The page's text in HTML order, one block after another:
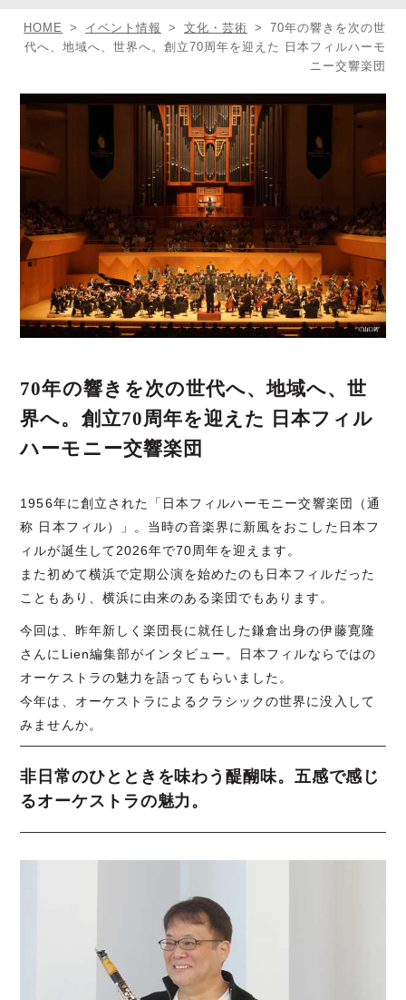
HOME イベント情報 文化・芸術
70年の響きを次の世
代へ、地域へ、世界へ。創立70周年を迎えた 日本フィルハーモ
ニー交響楽団
70年の響きを次の世代へ、地域へ、世
界へ。創立70周年を迎えた 日本フィル
ハーモニー交響楽団
1956年に創立された「日本フィルハーモニー交響楽団（通
称 日本フィル）」。当時の音楽界に新風をおこした日本フ
ィルが誕生して2026年で70周年を迎えます。
また初めて横浜で定期公演を始めたのも日本フィルだった
こともあり、横浜に由来のある楽団でもあります。
今回は、昨年新しく楽団長に就任した鎌倉出身の伊藤寛隆
さんにLien編集部がインタビュー。日本フィルならではの
オーケストラの魅力を語ってもらいました。
今年は、オーケストラによるクラシックの世界に没入して
みませんか。
非日常のひとときを味わう醍醐味。五感で感じ
るオーケストラの魅力。